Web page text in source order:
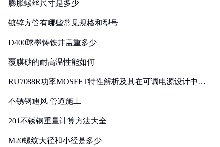
膨胀螺丝尺寸是多少
镀锌方管有哪些常见规格和型号
D400球墨铸铁井盖重多少
覆膜砂的耐高温性能如何
RU7088R功率MOSFET特性解析及其在可调电源设计中的
不锈钢通风 管道施工
201不锈钢重量计算方法大全
M20螺纹大径和小径是多少